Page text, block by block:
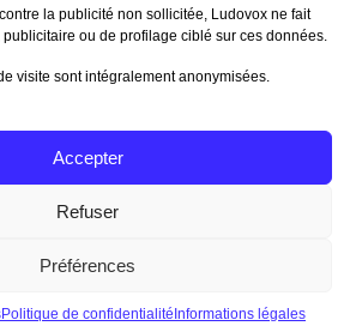
la publicité non sollicitée, Ludovox ne fait
ou de profilage ciblé sur ces données.
visite sont intégralement anonymisées.
Accepter
Refuser
Préférences
Politique de confidentialité Informations légales
Sur le jeu Detective Box - Ciao
Bella
Nos Partenaires| Fat Media © 2013 All
confidentialité | CGU App Ludovox